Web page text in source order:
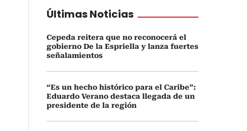
Últimas Noticias
Cepeda reitera que no reconocerá el
gobierno De la Espriella y lanza fuertes
señalamientos
“Es un hecho histórico para el Caribe”:
Eduardo Verano destaca llegada de un
presidente de la región